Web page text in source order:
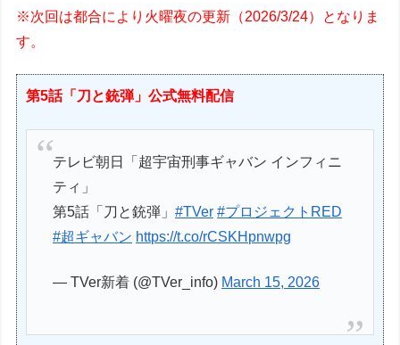
※次回は都合により火曜夜の更新（2026/3/24）となりま
す。
第5話「刀と銃弾」公式無料配信
テレビ朝日「超宇宙刑事ギャバン インフィニ
ティ」
第5話「刀と銃弾」#TVer #プロジェクトRED
#超ギャバン https://t.co/rCSKHpnwpg
— TVer新着 (@TVer_info) March 15, 2026